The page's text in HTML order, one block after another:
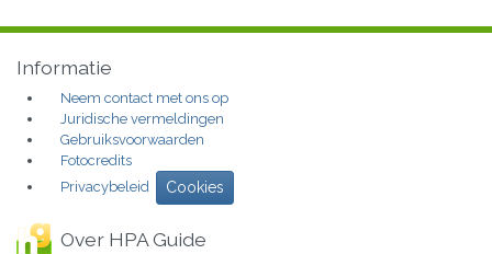
Informatie
Neem contact met ons op
Juridische vermeldingen
Gebruiksvoorwaarden
Fotocredits
Privacybeleid
Cookies
Over HPA Guide